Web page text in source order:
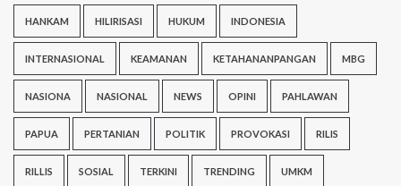
HANKAM HILIRISASI HUKUM INDONESIA
INTERNASIONAL KEAMANAN KETAHANANPANGAN MBG
NASIONA NASIONAL NEWS OPINI PAHLAWAN
PAPUA PERTANIAN POLITIK PROVOKASI RILIS
RILLIS SOSIAL TERKINI TRENDING UMKM